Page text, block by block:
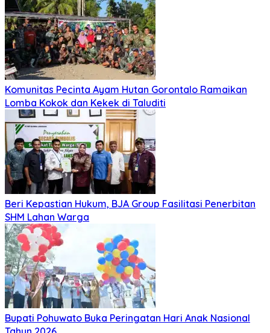
Komunitas Pecinta Ayam Hutan Gorontalo Ramaikan
Lomba Kokok dan Kekek di Taluditi
Beri Kepastian Hukum, BJA Group Fasilitasi Penerbitan
SHM Lahan Warga
Bupati Pohuwato Buka Peringatan Hari Anak Nasional